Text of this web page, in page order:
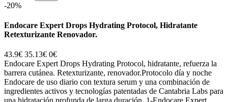
-20%
Endocare Expert Drops Hydrating Protocol, Hidratante
Retexturizante Renovador.
43.9€ 35.13€ 0€
Endocare Expert Drops Hydrating Protocol, hidratante, refuerza la
barrera cutánea. Retexturizante, renovador.Protocolo día y noche
Endocare de uso diario con textura serum y una combinación de
ingredientes activos y tecnologías patentadas de Cantabria Labs para